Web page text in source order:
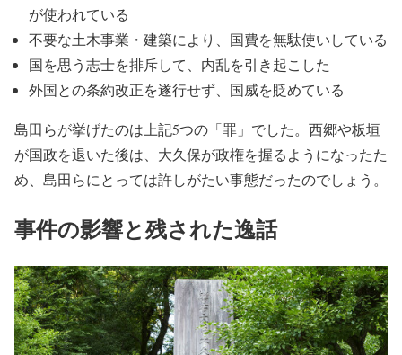
が使われている
不要な土木事業・建築により、国費を無駄使いしている
国を思う志士を排斥して、内乱を引き起こした
外国との条約改正を遂行せず、国威を貶めている
島田らが挙げたのは上記5つの「罪」でした。西郷や板垣
が国政を退いた後は、大久保が政権を握るようになったた
め、島田らにとっては許しがたい事態だったのでしょう。
事件の影響と残された逸話